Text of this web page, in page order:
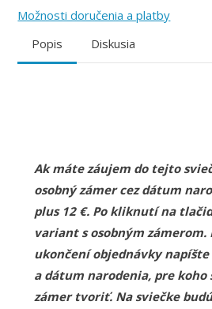
Možnosti doručenia a platby
Popis
Diskusia
Ak máte záujem do tejto
osobný zámer cez dátum
plus 12 €. Po kliknutí na
variant s osobným zámerom.
ukončení objednávky
a dátum narodenia, pre koho
zámer tvoriť. Na sviečke